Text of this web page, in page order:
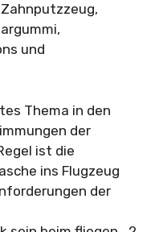
und
Thema in den
der
ist die
ins Flugzeug
der